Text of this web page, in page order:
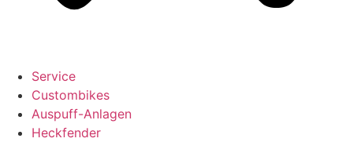
Service
Custombikes
Auspuff-Anlagen
Heckfender